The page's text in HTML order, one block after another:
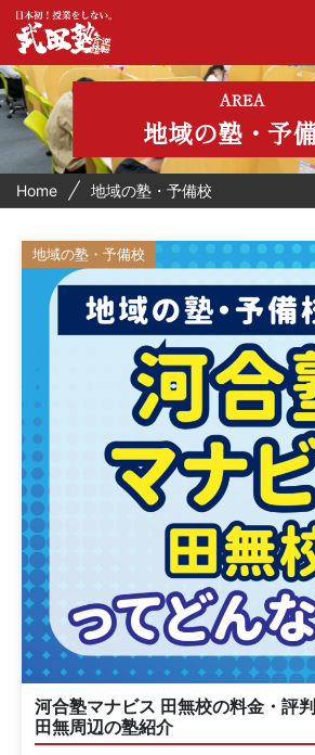
AREA
地域の塾・予
Home 地域の塾・予備校
地域の塾・予備校
河合塾マナビス 田無校の料金・評
田無周辺の塾紹介